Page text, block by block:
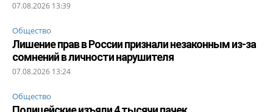
07.08.2026 13:39
Общество
Лишение прав в России признали незаконным из-за
сомнений в личности нарушителя
07.08.2026 13:24
Общество